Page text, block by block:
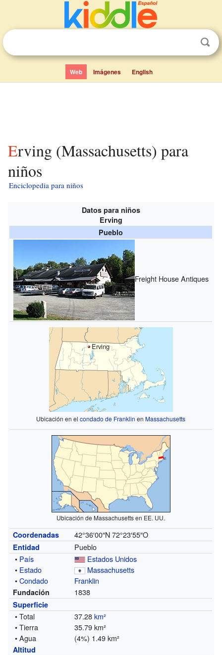
Web Imágenes English
Erving (Massachusetts) para
niños
Enciclopedia para niños
Datos para niños
Erving
Pueblo
Freight House Antiques
Erving
Ubicación en elcondado de Franklin enMassachusetts
Ubicación de Massachusetts en EE. UU.
Coordenadas 42°36′00″N 72°23′55″O
Entidad
Pueblo
• País
Estados Unidos
• Estado
Massachusetts
•Condado Franklin
Fundación 1838
Superficie
• Total 37.28km²
• Tierra
35.79 km²
• Agua
(4%) 1.49 km²
Altitud